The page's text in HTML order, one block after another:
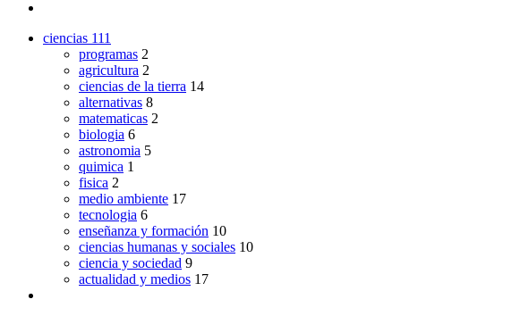
ciencias 111
programas 2
agricultura 2
ciencias de la tierra 14
alternativas 8
matematicas 2
biologia 6
astronomia 5
quimica 1
fisica 2
medio ambiente 17
tecnologia 6
enseñanza y formación 10
ciencias humanas y sociales 10
ciencia y sociedad 9
actualidad y medios 17